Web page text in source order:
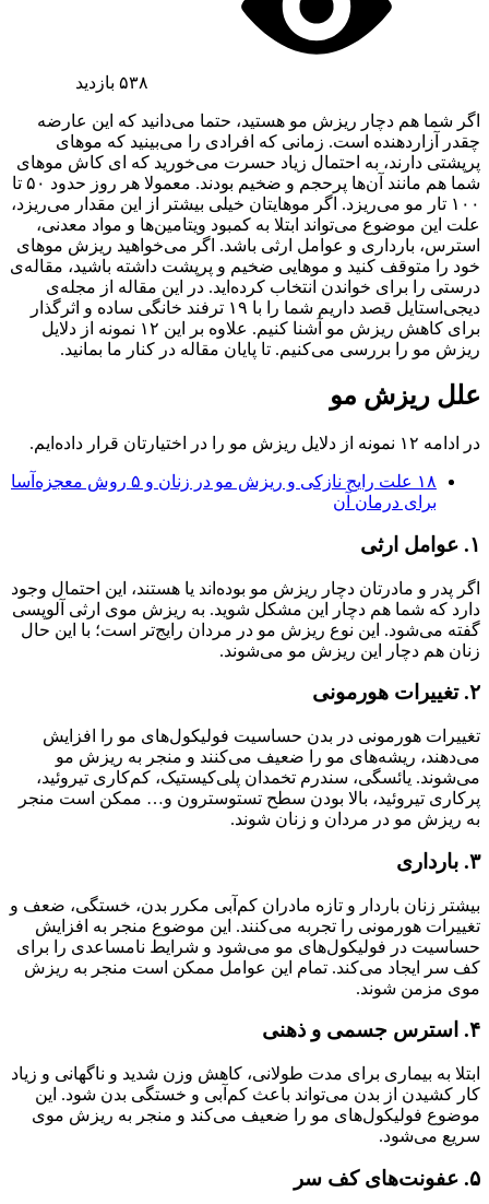
۵۳۸ بازدید
اگر شما هم دچار ریزش مو هستید، حتما می‌دانید که این عارضه
چقدر آزاردهنده است. زمانی که افرادی را می‌بینید که موهای
پرپشتی دارند، به احتمال زیاد حسرت می‌خورید که ای کاش موهای
شما هم مانند آن‌ها پرحجم و ضخیم بودند. معمولا هر روز حدود ۵۰ تا
۱۰۰ تار مو می‌ریزد. اگر موهایتان خیلی بیشتر از این مقدار می‌ریزد،
علت این موضوع می‌تواند ابتلا به کمبود ویتامین‌ها و مواد معدنی،
استرس، بارداری و عوامل ارثی باشد. اگر می‌خواهید ریزش موهای
خود را متوقف کنید و موهایی ضخیم و پرپشت داشته باشید، مقاله‌ی
درستی را برای خواندن انتخاب کرده‌اید. در این مقاله از مجله‌ی
دیجی‌استایل قصد داریم شما را با ۱۹ ترفند خانگی ساده و اثرگذار
برای کاهش ریزش مو آشنا کنیم. علاوه بر این ۱۲ نمونه از دلایل
ریزش مو را بررسی می‌کنیم. تا پایان مقاله در کنار ما بمانید.
علل ریزش مو
در ادامه ۱۲ نمونه از دلایل ریزش مو را در اختیارتان قرار داده‌ایم.
۱۸ علت رایج نازکی و ریزش مو در زنان و ۵ روش‌ معجزه‌آسا
برای درمان آن
۱. عوامل ارثی
اگر پدر و مادرتان دچار ریزش مو بوده‌اند یا هستند، این احتمال وجود
دارد که شما هم دچار این مشکل شوید. به ریزش موی ارثی آلوپسی
گفته می‌شود. این نوع ریزش مو در مردان رایج‌تر است؛ با این حال
زنان هم دچار این ریزش مو می‌شوند.
۲. تغییرات هورمونی
تغییرات هورمونی در بدن حساسیت فولیکول‌های مو را افزایش
می‌دهند، ریشه‌های مو را ضعیف می‌کنند و منجر به ریزش مو
می‌شوند. یائسگی، سندرم تخمدان پلی‌کیستیک، کم‌کاری تیروئید،
پرکاری تیروئید، بالا بودن سطح تستوسترون و… ممکن است منجر
به ریزش مو در مردان و زنان شوند.
۳. بارداری
بیشتر زنان باردار و تازه مادران کم‌آبی مکرر بدن، خستگی، ضعف و
تغییرات هورمونی را تجربه می‌کنند. این موضوع منجر به افزایش
حساسیت در فولیکول‌های مو می‌شود و شرایط نامساعدی را برای
کف سر ایجاد می‌کند. تمام این عوامل ممکن است منجر به ریزش
موی مزمن شوند.
۴. استرس جسمی و ذهنی
ابتلا به بیماری برای مدت طولانی، کاهش وزن شدید و ناگهانی و زیاد
کار کشیدن از بدن می‌تواند باعث کم‌آبی و خستگی بدن شود. این
موضوع فولیکول‌های مو را ضعیف می‌کند و منجر به ریزش موی
سریع می‌شود.
۵. عفونت‌های کف سر